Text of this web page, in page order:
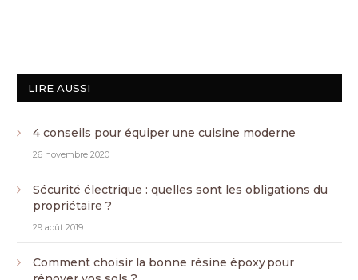
LIRE AUSSI
4 conseils pour équiper une cuisine moderne
26 novembre 2020
Sécurité électrique : quelles sont les obligations du
propriétaire ?
29 août 2019
Comment choisir la bonne résine époxy pour